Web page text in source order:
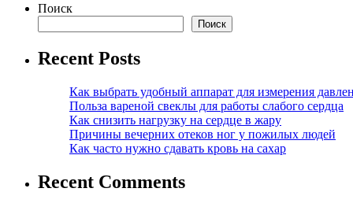
Поиск
Поиск
Recent Posts
Как выбрать удобный аппарат для измерения
Польза вареной свеклы для работы слабого сердца
Как снизить нагрузку на сердце в жару
Причины вечерних отеков ног у пожилых людей
Как часто нужно сдавать кровь на сахар
Recent Comments